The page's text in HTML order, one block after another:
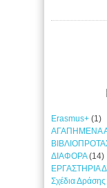
Erasmus+ (1)
ΑΓΑΠΗΜΕΝΑ
ΔΙΑΦΟΡΑ(14)
ΕΡΓΑΣΤΗΡΙΑ
Σχέδια Δράσης